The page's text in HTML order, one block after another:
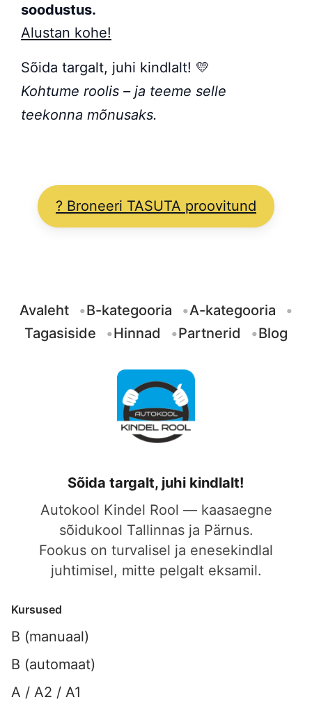
soodustus.
Alustan kohe!
Sõida targalt, juhi kindlalt! 💛
Kohtume roolis – ja teeme selle
teekonna mõnusaks.
? Broneeri TASUTA proovitund
Avaleht B-kategooria
A-kategooria
Tagasiside
Hinnad Partnerid Blog
Kursused
B (manuaal)
B (automaat)
A / A2 / A1
Sõida targalt, juhi kindlalt!
Autokool Kindel Rool — kaasaegne
sõidukool Tallinnas ja Pärnus.
Fookus on turvalisel ja enesekindlal
juhtimisel, mitte pelgalt eksamil.